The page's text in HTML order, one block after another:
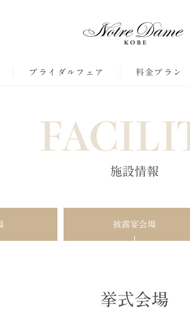
ブライダルフェア 料金プラン
施設情報
披露宴会場
挙式会場